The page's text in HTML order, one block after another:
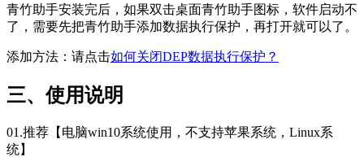
青竹助手安装完后，如果双击桌面青竹助手图标，软件启动不
了，需要先把青竹助手添加数据执行保护，再打开就可以了。
添加方法：请点击如何关闭DEP数据执行保护？
三、使用说明
01.推荐【电脑win10系统使用，不支持苹果系统，Linux系
统】